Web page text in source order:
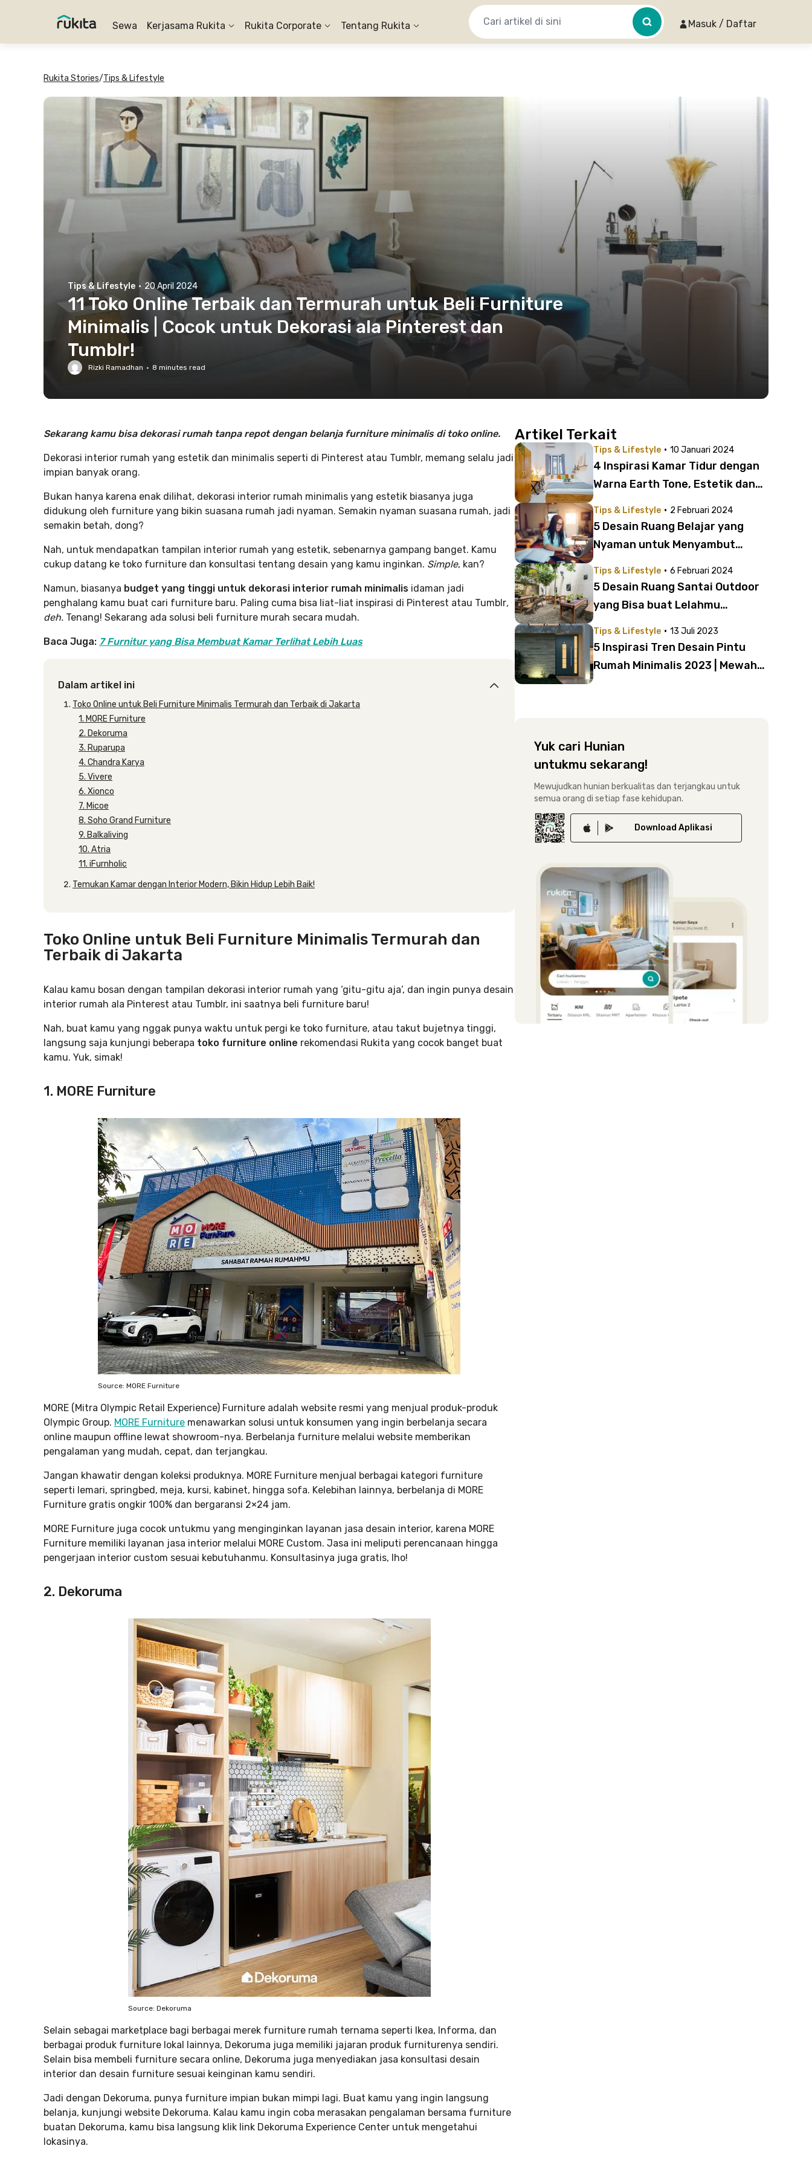
Sewa Kerjasama Rukita Rukita Corporate Tentang Rukita Masuk / Daftar
Rukita Stories/Tips & Lifestyle
Tips & Lifestyle · 20 April 2024
11 Toko Online Terbaik dan Termurah untuk Beli Furniture
Minimalis | Cocok untuk Dekorasi ala Pinterest dan
Tumblr!
Rizki Ramadhan · 8 minutes read
Sekarang kamu bisa dekorasi rumah tanpa repot dengan belanja furniture minimalis di toko online.
Dekorasi interior rumah yang estetik dan minimalis seperti di Pinterest atau Tumblr, memang selalu jadi
impian banyak orang.
Bukan hanya karena enak dilihat, dekorasi interior rumah minimalis yang estetik biasanya juga
didukung oleh furniture yang bikin suasana rumah jadi nyaman. Semakin nyaman suasana rumah, jadi
semakin betah, dong?
Nah, untuk mendapatkan tampilan interior rumah yang estetik, sebenarnya gampang banget. Kamu
cukup datang ke toko furniture dan konsultasi tentang desain yang kamu inginkan. Simple, kan?
Namun, biasanya budget yang tinggi untuk dekorasi interior rumah minimalis idaman jadi
penghalang kamu buat cari furniture baru. Paling cuma bisa liat-liat inspirasi di Pinterest atau Tumblr,
deh. Tenang! Sekarang ada solusi beli furniture murah secara mudah.
Baca Juga: 7 Furnitur yang Bisa Membuat Kamar Terlihat Lebih Luas
Dalam artikel ini
Toko Online untuk Beli Furniture Minimalis Termurah dan Terbaik di Jakarta
1. MORE Furniture
2. Dekoruma
3. Ruparupa
4. Chandra Karya
5. Vivere
6. Xionco
7. Micoe
8. Soho Grand Furniture
9. Balkaliving
10. Atria
11. iFurnholic
Temukan Kamar dengan Interior Modern, Bikin Hidup Lebih Baik!
Toko Online untuk Beli Furniture Minimalis Termurah dan
Terbaik di Jakarta
Kalau kamu bosan dengan tampilan dekorasi interior rumah yang ‘gitu-gitu aja’, dan ingin punya desain
interior rumah ala Pinterest atau Tumblr, ini saatnya beli furniture baru!
Nah, buat kamu yang nggak punya waktu untuk pergi ke toko furniture, atau takut bujetnya tinggi,
langsung saja kunjungi beberapa toko furniture online rekomendasi Rukita yang cocok banget buat
kamu. Yuk, simak!
1. MORE Furniture
Source: MORE Furniture
MORE (Mitra Olympic Retail Experience) Furniture adalah website resmi yang menjual produk-produk
Olympic Group. MORE Furniture menawarkan solusi untuk konsumen yang ingin berbelanja secara
online maupun offline lewat showroom-nya. Berbelanja furniture melalui website memberikan
pengalaman yang mudah, cepat, dan terjangkau.
Jangan khawatir dengan koleksi produknya. MORE Furniture menjual berbagai kategori furniture
seperti lemari, springbed, meja, kursi, kabinet, hingga sofa. Kelebihan lainnya, berbelanja di MORE
Furniture gratis ongkir 100% dan bergaransi 2×24 jam.
MORE Furniture juga cocok untukmu yang menginginkan layanan jasa desain interior, karena MORE
Furniture memiliki layanan jasa interior melalui MORE Custom. Jasa ini meliputi perencanaan hingga
pengerjaan interior custom sesuai kebutuhanmu. Konsultasinya juga gratis, lho!
2. Dekoruma
Source: Dekoruma
Selain sebagai marketplace bagi berbagai merek furniture rumah ternama seperti Ikea, Informa, dan
berbagai produk furniture lokal lainnya, Dekoruma juga memiliki jajaran produk furniturenya sendiri.
Selain bisa membeli furniture secara online, Dekoruma juga menyediakan jasa konsultasi desain
interior dan desain furniture sesuai keinginan kamu sendiri.
Jadi dengan Dekoruma, punya furniture impian bukan mimpi lagi. Buat kamu yang ingin langsung
belanja, kunjungi website Dekoruma. Kalau kamu ingin coba merasakan pengalaman bersama furniture
buatan Dekoruma, kamu bisa langsung klik link Dekoruma Experience Center untuk mengetahui
lokasinya.
Artikel Terkait
Tips & Lifestyle · 10 Januari 2024
4 Inspirasi Kamar Tidur dengan
Warna Earth Tone, Estetik dan
Tips & Lifestyle · 2 Februari 2024
5 Desain Ruang Belajar yang
Nyaman untuk Menyambut
Tips & Lifestyle · 6 Februari 2024
5 Desain Ruang Santai Outdoor
yang Bisa buat Lelahmu
Tips & Lifestyle · 13 Juli 2023
5 Inspirasi Tren Desain Pintu
Rumah Minimalis 2023 | Mewah
Yuk cari Hunian
untukmu sekarang!
Mewujudkan hunian berkualitas dan terjangkau untuk
semua orang di setiap fase kehidupan.
Download Aplikasi